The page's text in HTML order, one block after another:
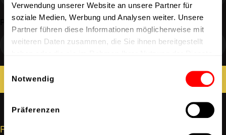
Verwendung unserer Website an unsere Partner für
soziale Medien, Werbung und Analysen weiter. Unsere
Partner führen diese Informationen möglicherweise mit
weiteren Daten zusammen, die Sie ihnen bereitgestellt
Einwilligungsauswahl
Notwendig
Präferenzen
Password
Forgot your Password?